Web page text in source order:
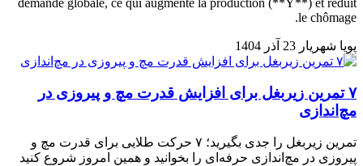
le chômage.
پویا شهریار 23 آذر 1404
۷ تمرین زیربغل برای افزایش قدرت مچ و پیروزی در
مچ‌اندازی
تمرین زیربغل را جدی بگیرید؛ ۷ حرکت طلایی برای قدرت مچ و
پیروزی در مچ‌اندازی حرفه‌ای را بخوانید و همین امروز شروع کنید